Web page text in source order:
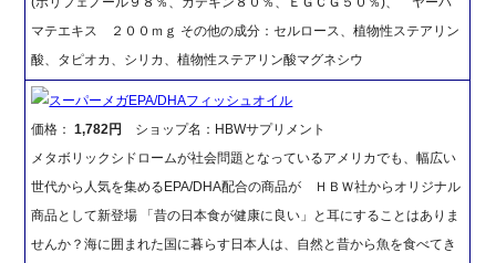
マテエキス ２００ｍｇ その他の成分：セルロース、植物性ステアリン
酸、タピオカ、シリカ、植物性ステアリン酸マグネシウ
スーパーメガEPA/DHAフィッシュオイル
価格：1,782円
ショップ名：HBWサプリメント
メタボリックシドロームが社会問題となっているアメリカでも、幅広い
世代から人気を集めるEPA/DHA配合の商品が ＨＢＷ社からオリジナル
商品として新登場 「昔の日本食が健康に良い」と耳にすることはありま
せんか？海に囲まれた国に暮らす日本人は、自然と昔から魚を食べてき